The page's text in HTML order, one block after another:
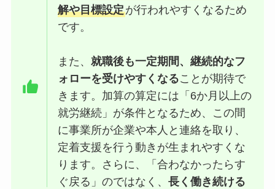
解や目標設定が行われやすくなるため
です。
また、就職後も一定期間、継続的なフ
ォローを受けやすくなることが期待で
きます。加算の算定には「6か月以上の
就労継続」が条件となるため、この間
に事業所が企業や本人と連絡を取り、
定着支援を行う動きが生まれやすくな
ります。さらに、「合わなかったらす
ぐ戻る」のではなく、長く働き続ける